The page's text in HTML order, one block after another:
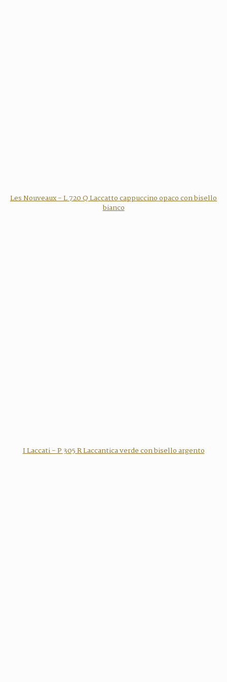
Les Nouveaux - L 720 Q Laccatto cappuccino opaco con bisello
bianco
I Laccati - P 305 R Laccantica verde con bisello argento